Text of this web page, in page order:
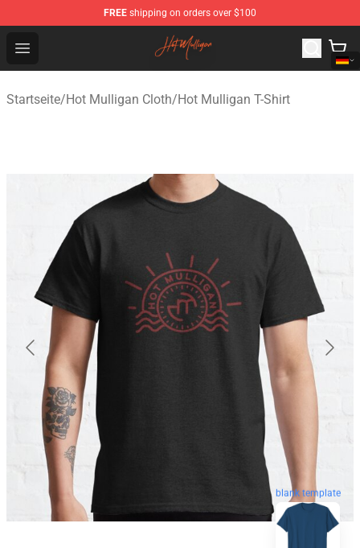
FREE shipping on orders over $100
Open menu
Hot Mulligan Shop - Official Hot Mulligan Merchandise
Startseite/Hot Mulligan Cloth/Hot Mulligan T-Shirt
blank template